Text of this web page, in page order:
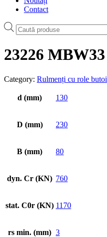
Contact
Products
search
23226 MBW33
Category: Rulmenți cu role butoi
d (mm) 130
D (mm) 230
B (mm) 80
dyn. Cr (KN) 760
stat. C0r (KN) 1170
rs min. (mm) 3